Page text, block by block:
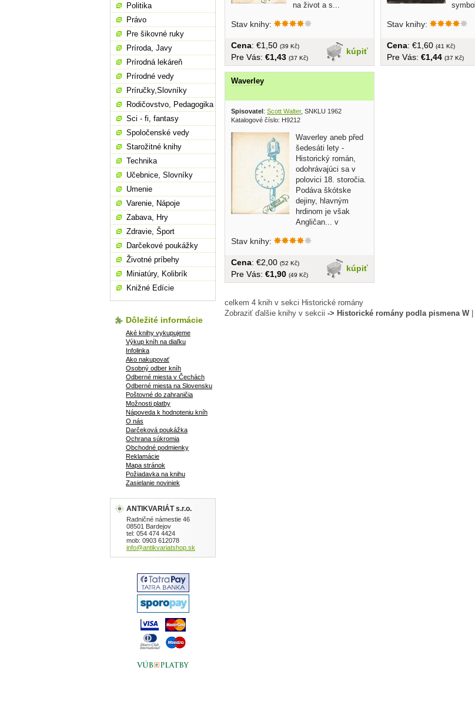
na život a s...
Stav knihy:
kúpiť
Cena: €1,50 (39 Kč)
Pre Vás: €1,43 (37 Kč)
symbol
Stav knihy:
Cena: €1,60 (41 Kč)
Pre Vás: €1,44 (37 Kč)
Waverley
Spisovatel: Scott Walter, SNKLU 1962
Katalogové číslo: H9212
Waverley aneb před
šedesáti lety -
Historický román,
odohrávajúci sa v
polovici 18. storočia.
Podáva škótske
dejiny, hlavným
hrdinom je však
Angličan... v
Stav knihy:
kúpiť
Cena: €2,00 (52 Kč)
Pre Vás: €1,90 (49 Kč)
celkem 4 knih v sekci Historické romány
Zobraziť ďalšie knihy v sekcii -> Historické romány podla pismena W|
Politika
Právo
Pre šikovné ruky
Príroda, Javy
Prírodná lekáreň
Prírodné vedy
Príručky,Slovníky
Rodičovstvo, Pedagogika
Sci - fi, fantasy
Spoločenské vedy
Starožitné knihy
Technika
Učebnice, Slovníky
Umenie
Varenie, Nápoje
Zabava, Hry
Zdravie, Šport
Darčekové poukážky
Životné príbehy
Miniatúry, Kolibrík
Knižné Edície
Dôležité informácie
Aké knihy vykupujeme
Výkup kníh na diaľku
Infolinka
Ako nakupovať
Osobný odber kníh
Odberné miesta v Čechách
Odberné miesta na Slovensku
Poštovné do zahraničia
Možnosti platby
Nápoveda k hodnoteniu kníh
O nás
Darčeková poukážka
Ochrana súkromia
Obchodné podmienky
Reklamácie
Mapa stránok
Požiadavka na knihu
Zasielanie noviniek
ANTIKVARIÁT s.r.o.
Radničné námestie 46
08501 Bardejov
tel: 054 474 4424
mob: 0903 612078
info@antikvariatshop.sk